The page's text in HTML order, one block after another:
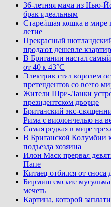
36-летняя мама из Нью-
брак идеальным
Старейшая кошка в мире
летие
Прекрасный
продают дешевле
В Британии настал
от 40 к 43°C
Электрик стал королем
претендентов со всего
Жители Шри-Ланки
президентском дворце
Британский экс-
Рима с виолончелью на
Самая редкая в мире
В Британской Колумбии
подъезда хозяина
Илон Маск прервал
Папе
Китаец отбился от сноса
Бирмингемские
мечеть
Картина, которой